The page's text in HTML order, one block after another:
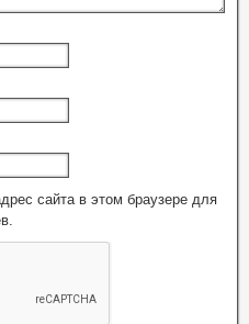
сайта в этом браузере для